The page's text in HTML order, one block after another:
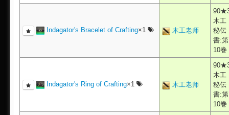
Indagator's Bracelet of Crafting×1 木工老师
木工
秘伝
書:第
10巻
Indagator's Ring of Crafting×1 木工老师
木工
秘伝
書:第
10巻